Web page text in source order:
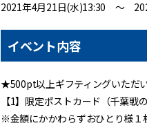
2021年4月21日(水)13:30 ～
イベント内容
★500pt以上ギフティングいただ
【1】限定ポストカード（千葉戦
※金額にかかわらずおひとり様１